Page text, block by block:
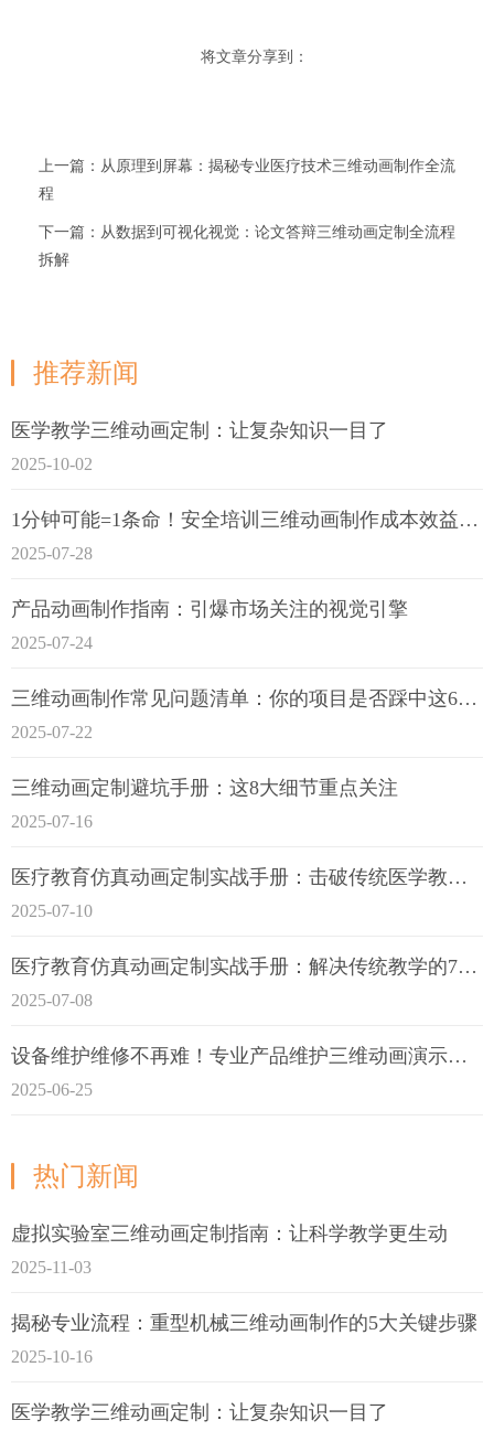
将文章分享到：
上一篇：从原理到屏幕：揭秘专业医疗技术三维动画制作全流
程
下一篇：从数据到可视化视觉：论文答辩三维动画定制全流程
拆解
推荐新闻
医学教学三维动画定制：让复杂知识一目了
2025-10-02
1分钟可能=1条命！安全培训三维动画制作成本效益深度拆解
2025-07-28
产品动画制作指南：引爆市场关注的视觉引擎
2025-07-24
三维动画制作常见问题清单：你的项目是否踩中这6大技术雷区？
2025-07-22
三维动画定制避坑手册：这8大细节重点关注
2025-07-16
医疗教育仿真动画定制实战手册：击破传统医学教育7大痛点
2025-07-10
医疗教育仿真动画定制实战手册：解决传统教学的7大痛点
2025-07-08
设备维护维修不再难！专业产品维护三维动画演示定制指南
2025-06-25
热门新闻
虚拟实验室三维动画定制指南：让科学教学更生动
2025-11-03
揭秘专业流程：重型机械三维动画制作的5大关键步骤
2025-10-16
医学教学三维动画定制：让复杂知识一目了